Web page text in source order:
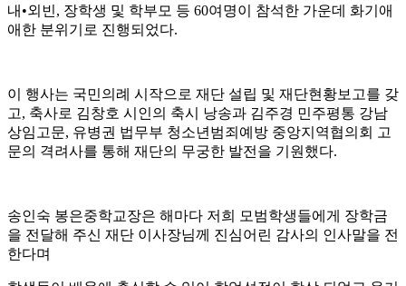
내 •외빈, 장학생 및 학부모 등 60여명이 참석한 가운데 화기애
애한 분위기로 진행되었다.
이 행사는 국민의례 시작으로 재단 설립 및 재단현황보고를 갖
고, 축사로 김창호 시인의 축시 낭송과 김주경 민주평통 강남
상임고문, 유병권 법무부 청소년범죄예방 중앙지역협의회 고
문의 격려사를 통해 재단의 무궁한 발전을 기원했다.
송인숙 봉은중학교장은 해마다 저희 모범학생들에게 장학금
을 전달해 주신 재단 이사장님께 진심어린 감사의 인사말을 전
한다며